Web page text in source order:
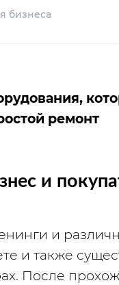
бизнеса
ремонт
и
и
и также
После